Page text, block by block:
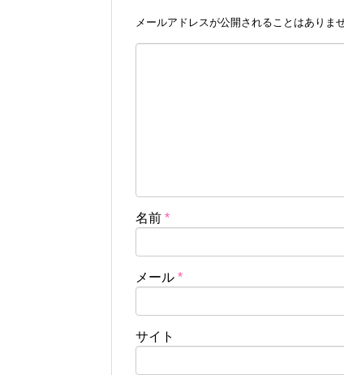
メールアドレスが公開されることはありませ
名前 *
メール *
サイト